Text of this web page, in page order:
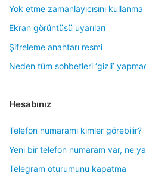
Yok etme zamanlayıcısını kullanma
Ekran görüntüsü uyarıları
Şifreleme anahtarı resmi
Neden tüm sohbetleri ‘gizli’
Hesabınız
Telefon numaramı kimler görebilir?
Yeni bir telefon numaram var, ne
Telegram oturumunu kapatma